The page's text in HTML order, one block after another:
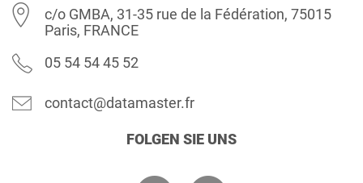
c/o GMBA, 31-35 rue de la Fédération, 75015
Paris, FRANCE
05 54 54 45 52
contact@datamaster.fr
FOLGEN SIE UNS